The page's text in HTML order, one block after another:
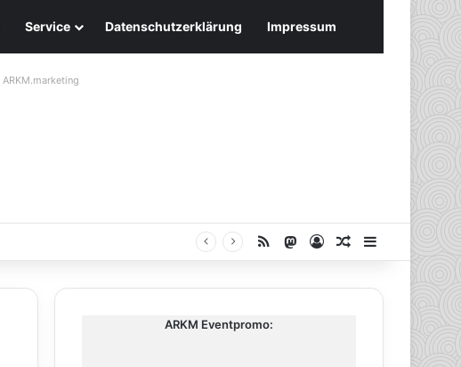
Service Datenschutzerklärung Impressum
ARKM.marketing
RSS Mastodon
AnmeldenZufälliger
ARKM Eventpromo: